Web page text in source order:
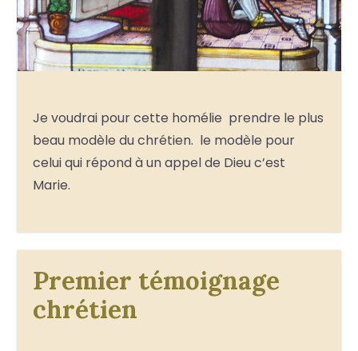
Je voudrai pour cette homélie prendre le plus
beau modèle du chrétien. le modèle pour
celui qui répond à un appel de Dieu c’est
Marie.
Premier témoignage
chrétien